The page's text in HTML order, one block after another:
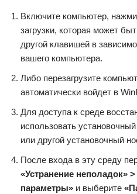
Включите компьютер,
загрузки, которая может
другой клавишей в
вашего компьютера.
Либо перезагрузите
автоматически войдет в
Для доступа к среде
использовать
или другой установочный
После входа в эту среду
«Устранение неполадок»
параметры» и выберите